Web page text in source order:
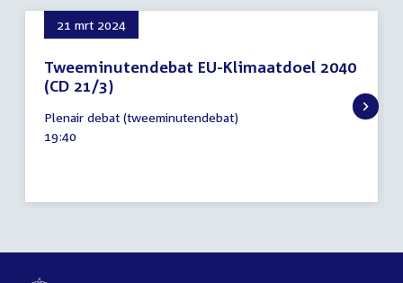
21 mrt 2024
Tweeminutendebat EU-Klimaatdoel 2040
(CD 21/3)
maart
2024
Plenair debat (tweeminutendebat)
Tijd
19:40